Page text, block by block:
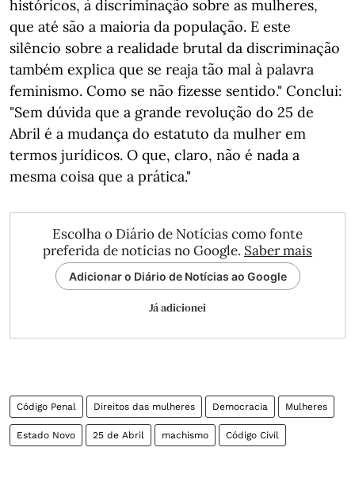
históricos, à discriminação sobre as mulheres,
que até são a maioria da população. E este
silêncio sobre a realidade brutal da discriminação
também explica que se reaja tão mal à palavra
feminismo. Como se não fizesse sentido." Conclui:
"Sem dúvida que a grande revolução do 25 de
Abril é a mudança do estatuto da mulher em
termos jurídicos. O que, claro, não é nada a
mesma coisa que a prática."
Escolha o Diário de Notícias como fonte
preferida de notícias no Google. Saber mais
Adicionar o Diário de Notícias ao Google
Já adicionei
Código Penal Direitos das mulheres Democracia Mulheres
Estado Novo 25 de Abril machismo Código Civil